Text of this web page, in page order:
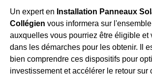
Un expert en Installation Panneaux
Collégien vous informera sur
auxquelles vous pourriez être éligible et
dans les démarches pour les obtenir. Il
bien comprendre ces dispositifs pour
investissement et accélérer le retour sur